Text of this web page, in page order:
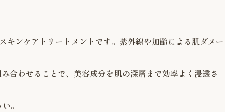
ンケアトリートメントです。紫外線や加齢による肌ダメー
合わせることで、美容成分を肌の深層まで効率よく浸透さ
。